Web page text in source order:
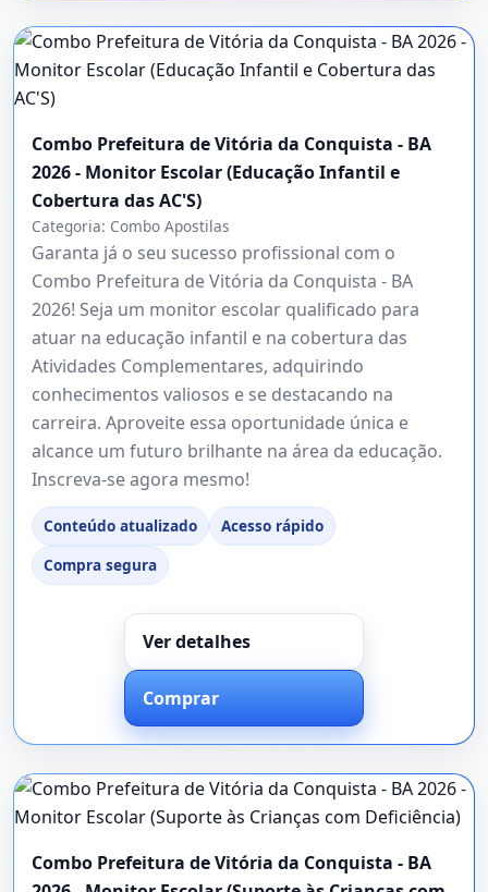
Combo Prefeitura de Vitória da Conquista - BA
2026 - Monitor Escolar (Educação Infantil e
Cobertura das AC'S)
Categoria: Combo Apostilas
Garanta já o seu sucesso profissional com o
Combo Prefeitura de Vitória da Conquista - BA
2026! Seja um monitor escolar qualificado para
atuar na educação infantil e na cobertura das
Atividades Complementares, adquirindo
conhecimentos valiosos e se destacando na
carreira. Aproveite essa oportunidade única e
alcance um futuro brilhante na área da educação.
Inscreva-se agora mesmo!
Conteúdo atualizado
Acesso rápido
Compra segura
Ver detalhes
Comprar
Combo Prefeitura de Vitória da Conquista - BA